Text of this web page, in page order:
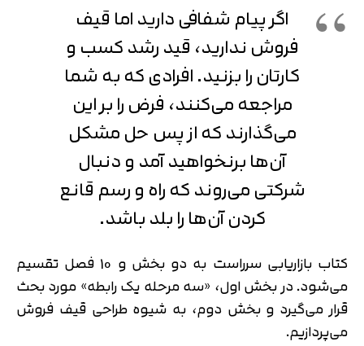
اگر پیام شفافی دارید اما قیف
فروش ندارید، قید رشد کسب و
کارتان را بزنید. افرادی که به شما
مراجعه می‌کنند، فرض را بر این
می‌گذارند که از پس حل مشکل
آن‌ها برنخواهید آمد و دنبال
شرکتی می‌روند که راه و رسم قانع
کردن آن‌ها را بلد باشد.
کتاب بازاریابی سرراست به دو بخش و 10 فصل تقسیم
می‌شود. در بخش اول، «سه مرحله یک رابطه» مورد بحث
قرار می‌گیرد و بخش دوم، به شیوه طراحی قیف فروش
می‌پردازیم.